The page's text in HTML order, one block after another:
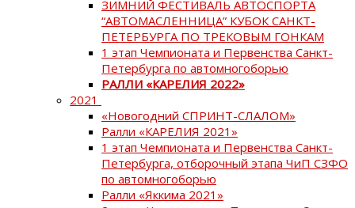
ЗИМНИЙ ФЕСТИВАЛЬ АВТОСПОРТА
“АВТОМАСЛЕННИЦА” КУБОК САНКТ-
ПЕТЕРБУРГА ПО ТРЕКОВЫМ ГОНКАМ
1 этап Чемпионата и Первенства Санкт-
Петербурга по автомногоборью
РАЛЛИ «КАРЕЛИЯ 2022»
2021
«Новогодний СПРИНТ-СЛАЛОМ»
Ралли «КАРЕЛИЯ 2021»
1 этап Чемпионата и Первенства Санкт-
Петербурга, отборочный этапа ЧиП СЗФО
по автомногоборью
Ралли «Яккима 2021»